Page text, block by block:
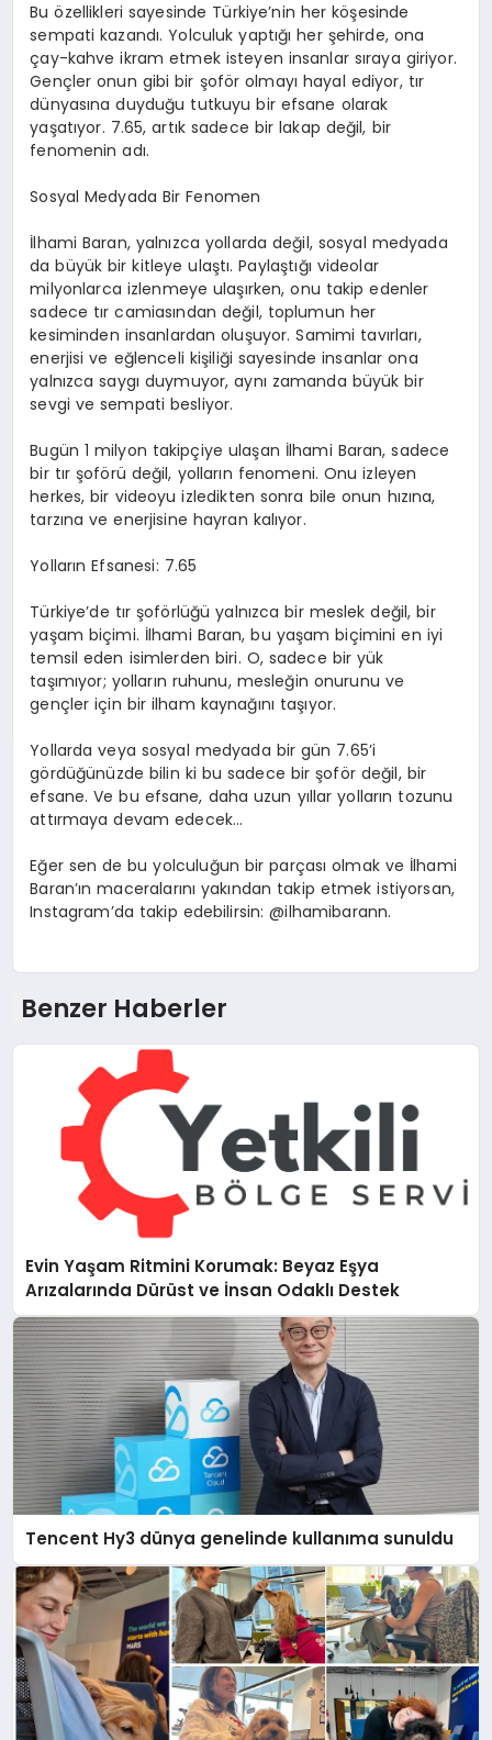
Bu özellikleri sayesinde Türkiye’nin her köşesinde
sempati kazandı. Yolculuk yaptığı her şehirde, ona
çay-kahve ikram etmek isteyen insanlar sıraya giriyor.
Gençler onun gibi bir şoför olmayı hayal ediyor, tır
dünyasına duyduğu tutkuyu bir efsane olarak
yaşatıyor. 7.65, artık sadece bir lakap değil, bir
fenomenin adı.
Sosyal Medyada Bir Fenomen
İlhami Baran, yalnızca yollarda değil, sosyal medyada
da büyük bir kitleye ulaştı. Paylaştığı videolar
milyonlarca izlenmeye ulaşırken, onu takip edenler
sadece tır camiasından değil, toplumun her
kesiminden insanlardan oluşuyor. Samimi tavırları,
enerjisi ve eğlenceli kişiliği sayesinde insanlar ona
yalnızca saygı duymuyor, aynı zamanda büyük bir
sevgi ve sempati besliyor.
Bugün 1 milyon takipçiye ulaşan İlhami Baran, sadece
bir tır şoförü değil, yolların fenomeni. Onu izleyen
herkes, bir videoyu izledikten sonra bile onun hızına,
tarzına ve enerjisine hayran kalıyor.
Yolların Efsanesi: 7.65
Türkiye’de tır şoförlüğü yalnızca bir meslek değil, bir
yaşam biçimi. İlhami Baran, bu yaşam biçimini en iyi
temsil eden isimlerden biri. O, sadece bir yük
taşımıyor; yolların ruhunu, mesleğin onurunu ve
gençler için bir ilham kaynağını taşıyor.
Yollarda veya sosyal medyada bir gün 7.65’i
gördüğünüzde bilin ki bu sadece bir şoför değil, bir
efsane. Ve bu efsane, daha uzun yıllar yolların tozunu
attırmaya devam edecek…
Eğer sen de bu yolculuğun bir parçası olmak ve İlhami
Baran’ın maceralarını yakından takip etmek istiyorsan,
Instagram’da takip edebilirsin: @ilhamibarann.
Benzer Haberler
Evin Yaşam Ritmini Korumak: Beyaz Eşya
Arızalarında Dürüst ve İnsan Odaklı Destek
Tencent Hy3 dünya genelinde kullanıma sunuldu